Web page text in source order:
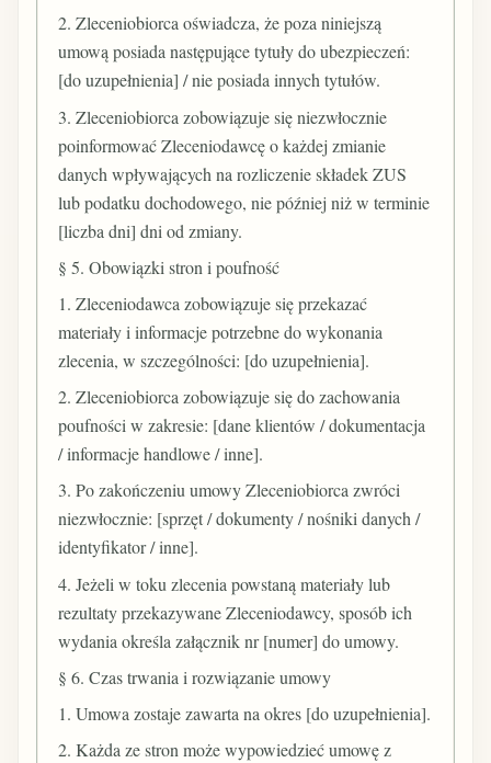
2. Zleceniobiorca oświadcza, że poza niniejszą
umową posiada następujące tytuły do ubezpieczeń:
[do uzupełnienia] / nie posiada innych tytułów.
3. Zleceniobiorca zobowiązuje się niezwłocznie
poinformować Zleceniodawcę o każdej zmianie
danych wpływających na rozliczenie składek ZUS
lub podatku dochodowego, nie później niż w terminie
[liczba dni] dni od zmiany.
§ 5. Obowiązki stron i poufność
1. Zleceniodawca zobowiązuje się przekazać
materiały i informacje potrzebne do wykonania
zlecenia, w szczególności: [do uzupełnienia].
2. Zleceniobiorca zobowiązuje się do zachowania
poufności w zakresie: [dane klientów / dokumentacja
/ informacje handlowe / inne].
3. Po zakończeniu umowy Zleceniobiorca zwróci
niezwłocznie: [sprzęt / dokumenty / nośniki danych /
identyfikator / inne].
4. Jeżeli w toku zlecenia powstaną materiały lub
rezultaty przekazywane Zleceniodawcy, sposób ich
wydania określa załącznik nr [numer] do umowy.
§ 6. Czas trwania i rozwiązanie umowy
1. Umowa zostaje zawarta na okres [do uzupełnienia].
2. Każda ze stron może wypowiedzieć umowę z